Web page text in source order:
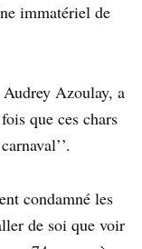
immatériel de
Azoulay, a
que ces chars
condamné les
de soi que voir